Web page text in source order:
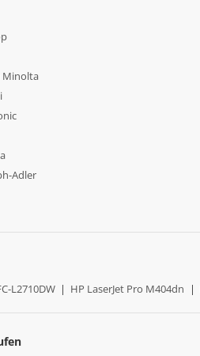
Minolta
Adler
L2710DW | HP LaserJet Pro M404dn |